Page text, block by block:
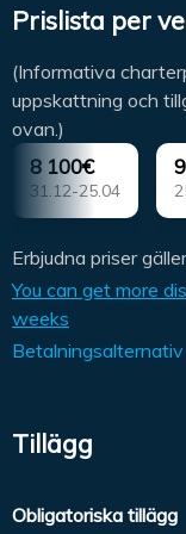
Prislista per
(Informativa
uppskattning och
ovan.)
8 100€
31.12-25.04
Erbjudna priser
You can get more
weeks
Betalningsalternativ
Tillägg
Obligatoriska tillägg